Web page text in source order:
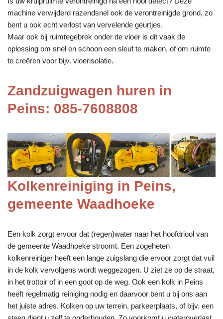
machine verwijderd razendsnel ook de verontreinigde grond, zo
bent u ook echt verlost van vervelende geurtjes.
Maar ook bij ruimtegebrek onder de vloer is dit vaak de
oplossing om snel en schoon een sleuf te maken, of om ruimte
te creëren voor bijv. vloerisolatie.
Zandzuigwagen huren in
Peins: 085-7608808
Kolkenreiniging in Peins,
gemeente Waadhoeke
Een kolk zorgt ervoor dat (regen)water naar het hoofdriool van
de gemeente Waadhoeke stroomt. Een zogeheten
kolkenreiniger heeft een lange zuigslang die ervoor zorgt dat vuil
in de kolk vervolgens wordt weggezogen. U ziet ze op de straat,
in het trottoir of in een goot op de weg. Ook een kolk in Peins
heeft regelmatig reiniging nodig en daarvoor bent u bij ons aan
het juiste adres. Kolken op uw terrein, parkeerplaats, of bijv. een